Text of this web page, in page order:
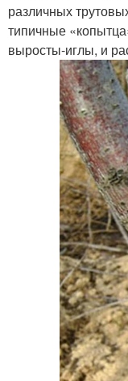
различных
типичные
выросты-иглы, и